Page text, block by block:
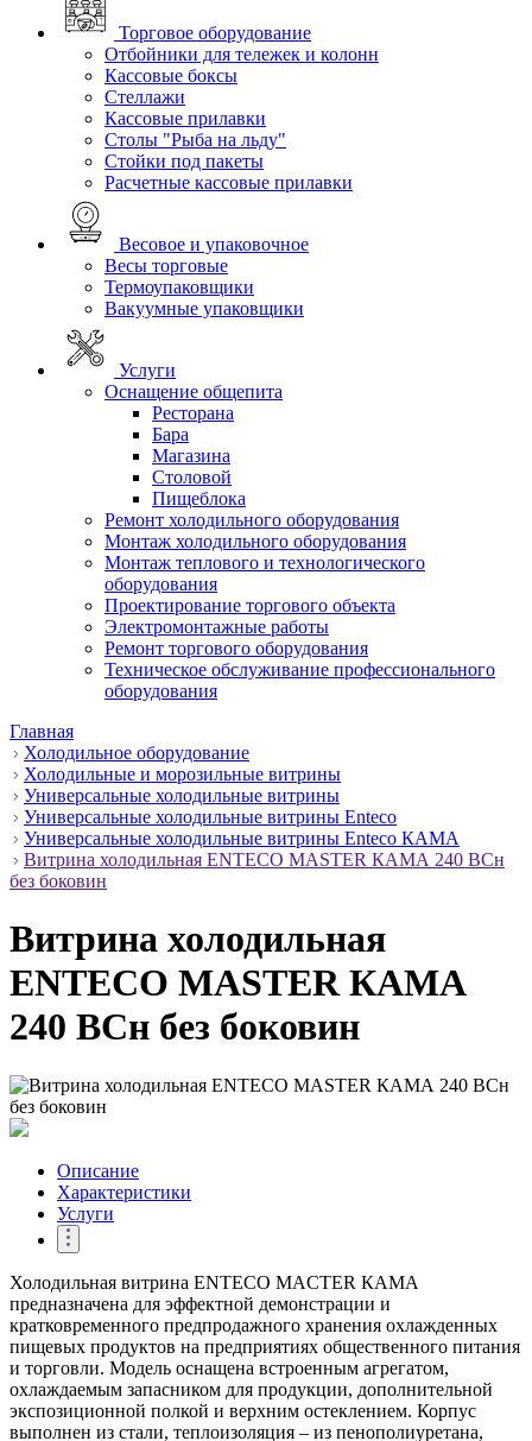
Торговое оборудование
Отбойники для тележек и колонн
Кассовые боксы
Стеллажи
Кассовые прилавки
Столы "Рыба на льду"
Стойки под пакеты
Расчетные кассовые прилавки
Весовое и упаковочное
Весы торговые
Термоупаковщики
Вакуумные упаковщики
Услуги
Оснащение общепита
Ресторана
Бара
Магазина
Столовой
Пищеблока
Ремонт холодильного оборудования
Монтаж холодильного оборудования
Монтаж теплового и технологического
оборудования
Проектирование торгового объекта
Электромонтажные работы
Ремонт торгового оборудования
Техническое обслуживание профессионального
оборудования
Главная
Холодильное оборудование
Холодильные и морозильные витрины
Универсальные холодильные витрины
Универсальные холодильные витрины Enteco
Универсальные холодильные витрины Enteco КАМА
Витрина холодильная ENTECO MASTER КАМА 240 BCн
без боковин
Витрина холодильная
ENTECO MASTER КАМА
240 BCн без боковин
Описание
Характеристики
Услуги
Холодильная витрина ENTECO MACTER КАМА
предназначена для эффектной демонстрации и
кратковременного предпродажного хранения охлажденных
пищевых продуктов на предприятиях общественного питания
и торговли. Модель оснащена встроенным агрегатом,
охлаждаемым запасником для продукции, дополнительной
экспозиционной полкой и верхним остеклением. Корпус
выполнен из стали, теплоизоляция – из пенополиуретана,